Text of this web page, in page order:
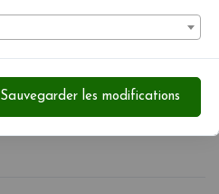
Sauvegarder les modifications